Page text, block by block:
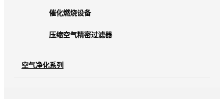
催化燃烧设备
压缩空气精密过滤器
空气净化系列